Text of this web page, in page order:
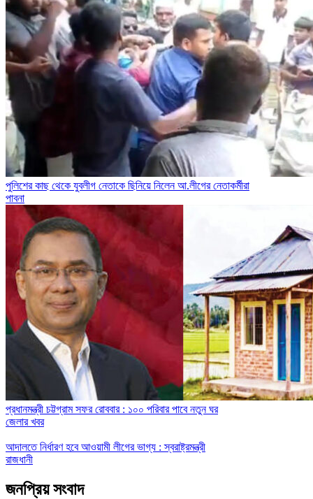
পুলিশের কাছ থেকে যুবলীগ নেতাকে ছিনিয়ে নিলেন আ.লীগের নেতাকর্মীরা
পাবনা
প্রধানমন্ত্রী চট্টগ্রাম সফর রোববার : ১০০ পরিবার পাবে নতুন ঘর
জেলার খবর
আদালতে নির্ধারণ হবে আওয়ামী লীগের ভাগ্য : স্বরাষ্ট্রমন্ত্রী
রাজধানী
জনপ্রিয় সংবাদ